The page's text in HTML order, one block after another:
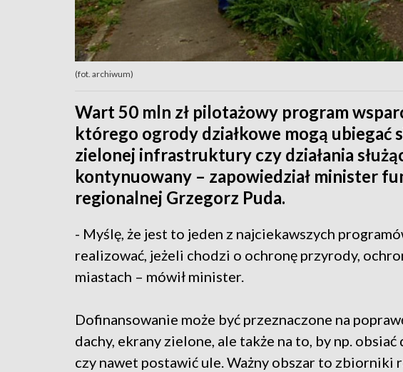
(fot. archiwum)
Wart 50 mln zł pilotażowy program
którego ogrody działkowe mogą ubiegać
zielonej infrastruktury czy działania
kontynuowany – zapowiedział minister
regionalnej Grzegorz Puda.
- Myślę, że jest to jeden z najciekawszych
realizować, jeżeli chodzi o ochronę przyrody,
miastach – mówił minister.
Dofinansowanie może być przeznaczone na
dachy, ekrany zielone, ale także na to, by np.
czy nawet postawić ule. Ważny obszar to zbiorniki